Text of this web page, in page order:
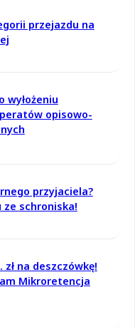
przejazdu na
wyłożeniu
opisowo-
przyjaciela?
ze schroniska!
na deszczówkę!
Mikroretencja